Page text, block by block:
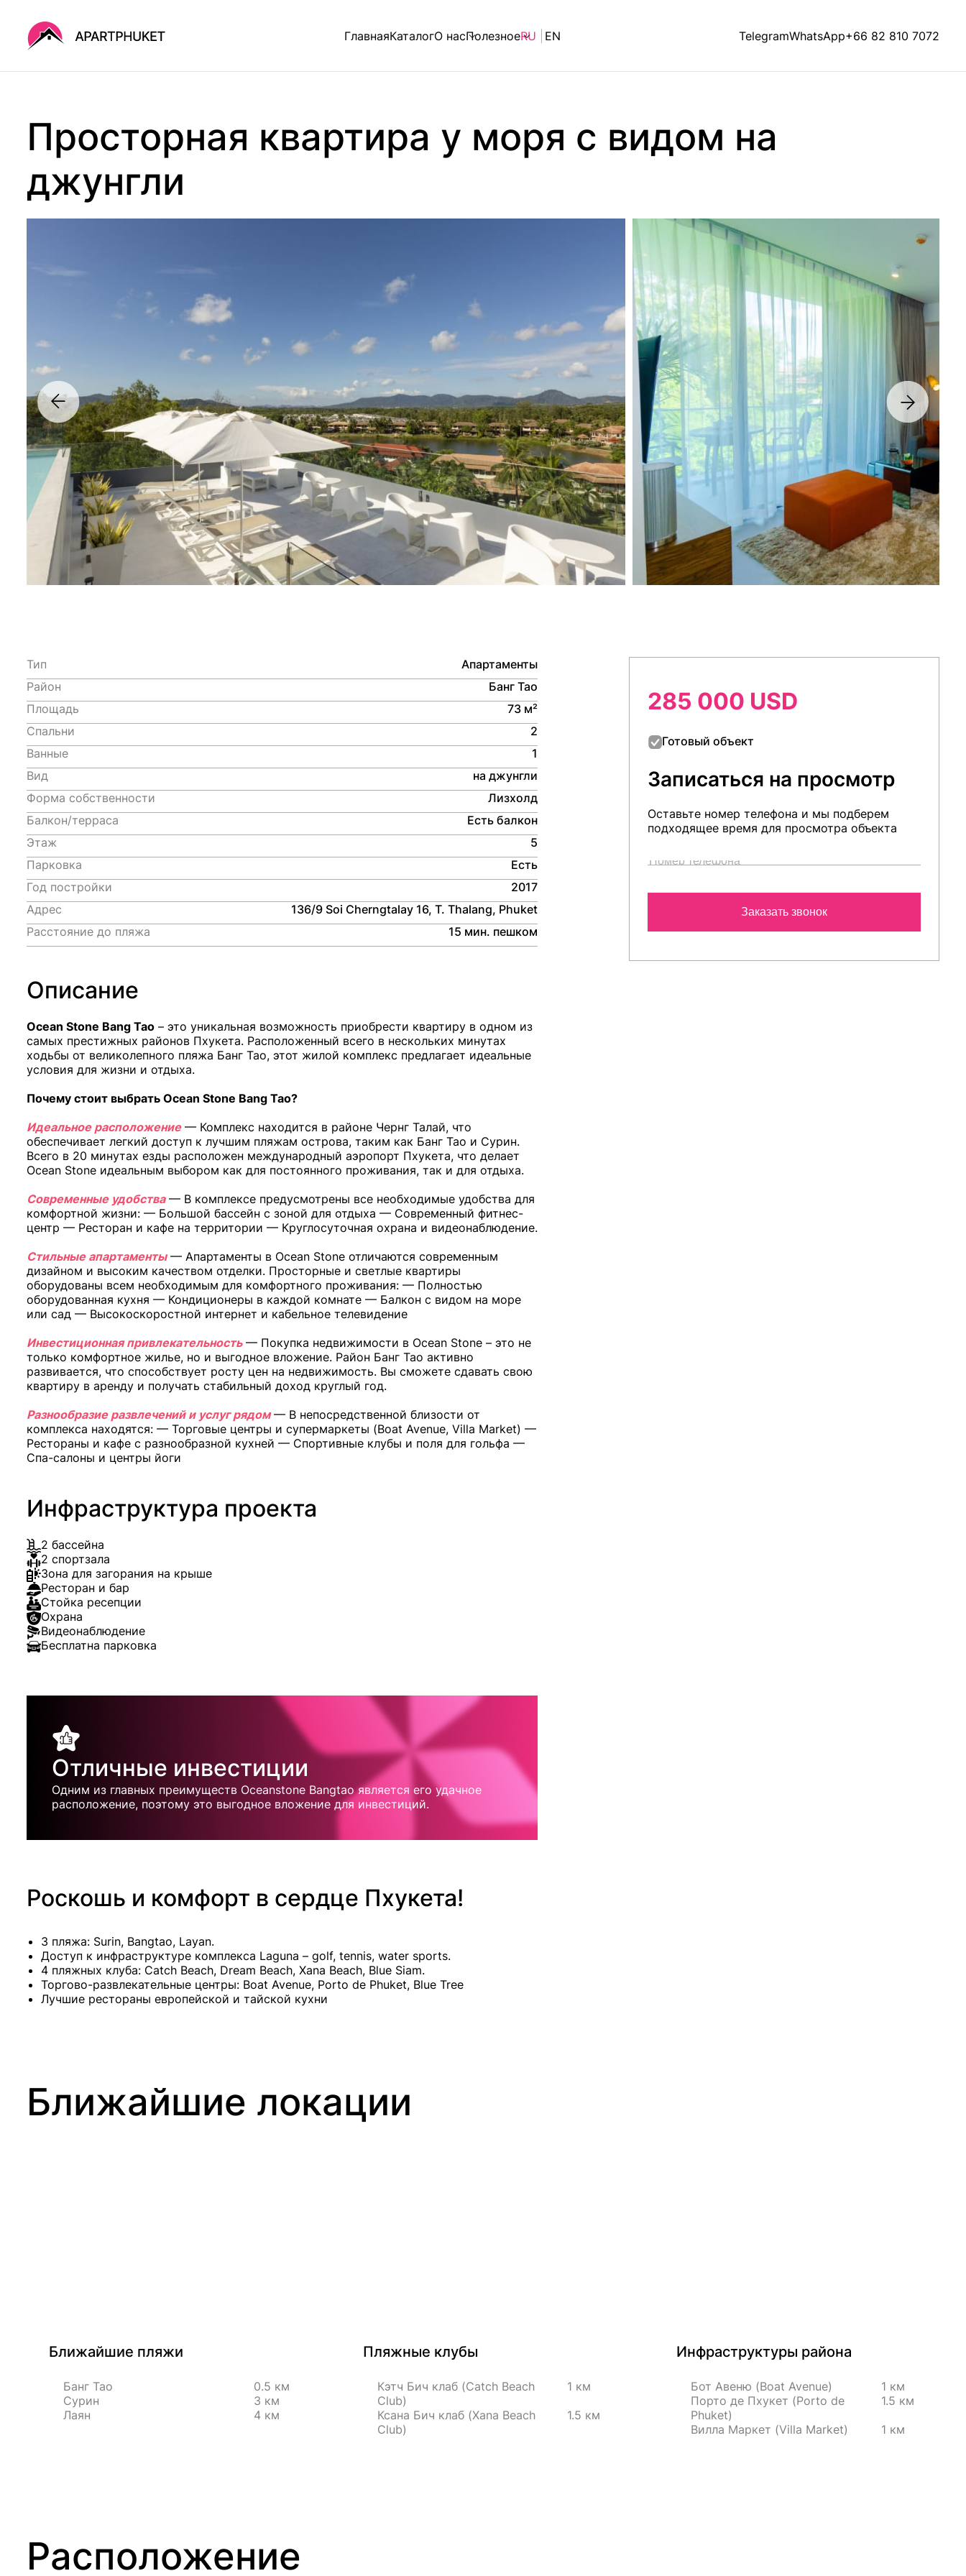
ГлавнаяКаталогО насПолезноеRU EN TelegramWhatsApp+66 82 810 7072
Управление
Контакты
Блог
ЧаВо
Бесплатный курс по
недвижимости
Политика конфиденциальности
Просторная квартира у моря с видом на
джунгли
Тип
Апартаменты
Район
Банг Тао
Площадь
73 м²
Спальни
2
Ванные
1
Вид
на джунгли
Форма собственности
Лизхолд
Балкон/терраса
Есть балкон
Этаж
5
Парковка
Есть
Год постройки
2017
Адрес
136/9 Soi Cherngtalay 16, T. Thalang, Phuket
Расстояние до пляжа
15 мин. пешком
Описание
Ocean Stone Bang Tao – это уникальная возможность приобрести квартиру в одном из
самых престижных районов Пхукета. Расположенный всего в нескольких минутах
ходьбы от великолепного пляжа Банг Тао, этот жилой комплекс предлагает идеальные
условия для жизни и отдыха.
Почему стоит выбрать Ocean Stone Bang Tao?
Идеальное расположение— Комплекс находится в районе Чернг Талай, что
обеспечивает легкий доступ к лучшим пляжам острова, таким как Банг Тао и Сурин.
Всего в 20 минутах езды расположен международный аэропорт Пхукета, что делает
Ocean Stone идеальным выбором как для постоянного проживания, так и для отдыха.
Современные удобства— В комплексе предусмотрены все необходимые удобства для
комфортной жизни: — Большой бассейн с зоной для отдыха — Современный фитнес-
центр — Ресторан и кафе на территории — Круглосуточная охрана и видеонаблюдение.
Стильные апартаменты— Апартаменты в Ocean Stone отличаются современным
дизайном и высоким качеством отделки. Просторные и светлые квартиры
оборудованы всем необходимым для комфортного проживания: — Полностью
оборудованная кухня — Кондиционеры в каждой комнате — Балкон с видом на море
или сад — Высокоскоростной интернет и кабельное телевидение
Инвестиционная привлекательность— Покупка недвижимости в Ocean Stone – это не
только комфортное жилье, но и выгодное вложение. Район Банг Тао активно
развивается, что способствует росту цен на недвижимость. Вы сможете сдавать свою
квартиру в аренду и получать стабильный доход круглый год.
Разнообразие развлечений и услуг рядом— В непосредственной близости от
комплекса находятся: — Торговые центры и супермаркеты (Boat Avenue, Villa Market) —
Рестораны и кафе с разнообразной кухней — Спортивные клубы и поля для гольфа —
Спа-салоны и центры йоги
Инфраструктура проекта
2 бассейна
2 спортзала
Зона для загорания на крыше
Ресторан и бар
Стойка ресепции
Охрана
Видеонаблюдение
Бесплатна парковка
Отличные инвестиции
Одним из главных преимуществ Oceanstone Bangtao является его удачное
расположение, поэтому это выгодное вложение для инвестиций.
Роскошь и комфорт в сердце Пхукета!
3 пляжа: Surin, Bangtao, Layan.
Доступ к инфраструктуре комплекса Laguna – golf, tennis, water sports.
4 пляжных клуба: Catch Beach, Dream Beach, Xana Beach, Blue Siam.
Торгово-развлекательные центры: Boat Avenue, Porto de Phuket, Blue Tree
Лучшие рестораны европейской и тайской кухни
285 000 USD
Готовый объект
Записаться на просмотр
Оставьте номер телефона и мы подберем
подходящее время для просмотра объекта
Заказать звонок
Ближайшие локации
Ближайшие пляжи
Банг Тао
0.5 км
Сурин
3 км
Лаян
4 км
Пляжные клубы
Кэтч Бич клаб (Catch Beach
Club)
1 км
Ксана Бич клаб (Xana Beach
Club)
1.5 км
Инфраструктуры района
Бот Авеню (Boat Avenue)
1 км
Порто де Пхукет (Porto de
Phuket)
1.5 км
Вилла Маркет (Villa Market)
1 км
Расположение